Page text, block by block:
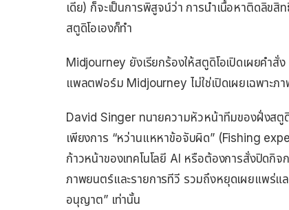
เดีย) ก็จะเป็นการพิสูจน์ว่า การนำเนื้อหาติดลิข
สตูดิโอเองก็ทำ
Midjourney ยังเรียกร้องให้สตูดิโอเปิดเผยคำ
แพลตฟอร์ม Midjourney ไม่ใช่เปิดเผยเฉพาะภ
David Singer ทนายความหัวหน้าทีมของฝั่งสตู
เพียงการ “หว่านแหหาข้อจับผิด” (Fishing
ก้าวหน้าของเทคโนโลยี AI หรือต้องการสั่งปิดกิ
ภาพยนตร์และรายการทีวี รวมถึงหยุดเผยแพร่แล
อนุญาต” เท่านั้น